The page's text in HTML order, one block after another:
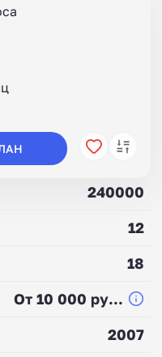
240000
12
18
От 10 000 ру...
2007